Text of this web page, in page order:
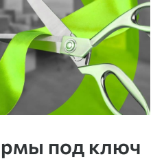
под ключ